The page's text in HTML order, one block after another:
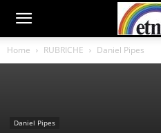
Home RUBRICHE Daniel Pipes
Daniel Pipes